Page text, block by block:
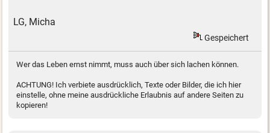
LG, Micha
Gespeichert
Wer das Leben ernst nimmt, muss auch über sich lachen können.
ACHTUNG! Ich verbiete ausdrücklich, Texte oder Bilder, die ich hier
einstelle, ohne meine ausdrückliche Erlaubnis auf andere Seiten zu
kopieren!